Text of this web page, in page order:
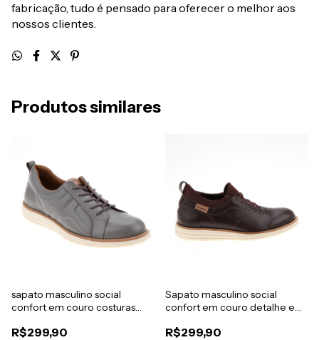
fabricação, tudo é pensado para oferecer o melhor aos
nossos clientes.
Produtos similares
sapato masculino social
confort em couro costuras
palmilha magnética
R$299,90
Sapato masculino social
confort em couro detalhe em
palmilha magnética
R$299,90